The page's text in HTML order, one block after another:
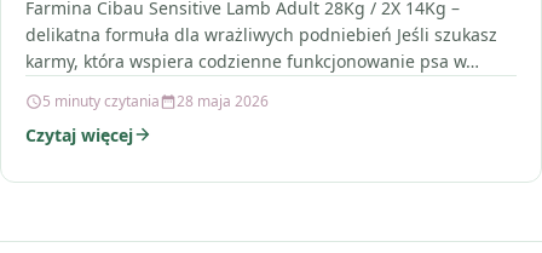
Farmina Cibau Sensitive Lamb Adult 28Kg / 2X 14Kg –
delikatna formuła dla wrażliwych podniebień Jeśli szukasz
karmy, która wspiera codzienne funkcjonowanie psa w…
5 minuty czytania 28 maja 2026
Czytaj więcej